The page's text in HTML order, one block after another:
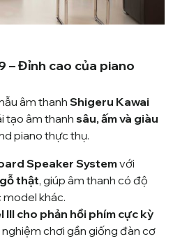
– Đỉnh cao của piano
âm thanh Shigeru Kawai
tạo âm thanh sâu, ấm và giàu
piano thực thụ.
Speaker Systemvới
thật, giúp âm thanh có độ
model khác.
III cho phản hồi phím cực kỳ
chơi gần giống đàn cơ